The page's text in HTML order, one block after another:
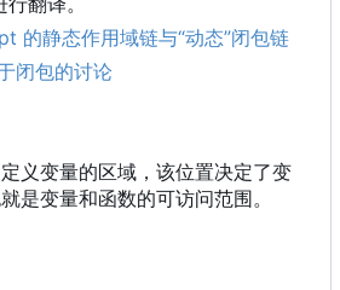
的静态作用域链与“动态”闭包链
闭包的讨论
义变量的区域，该位置决定了变
是变量和函数的可访问范围。